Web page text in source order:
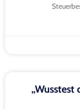
„Wusstest